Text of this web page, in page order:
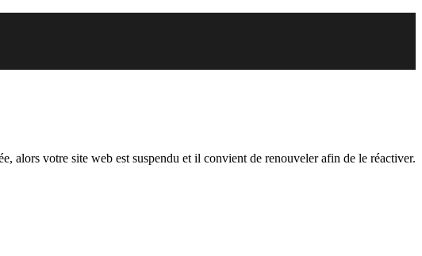
alors votre site web est suspendu et il convient de renouveler afin de le réactiver.